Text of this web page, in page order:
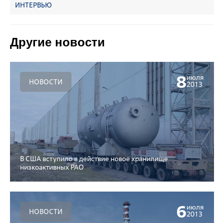
ИНТЕРВЬЮ
Другие новости
НОВОСТИ 8июля
2013
В США вступило в действие новое хранилище
низкоактивных РАО
НОВОСТИ 6июля
2013